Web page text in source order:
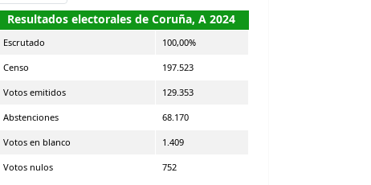
Resultados electorales de Coruña, A 2024
Escrutado 100,00%
Censo 197.523
Votos emitidos 129.353
Abstenciones 68.170
Votos en blanco 1.409
Votos nulos 752